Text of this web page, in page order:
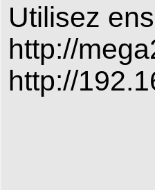
Utilisez
http://
http://